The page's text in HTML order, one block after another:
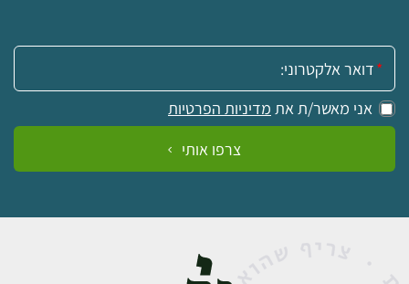
אימייל:
אני מאשר/ת את מדיניות הפרטיות
צרפו אותי